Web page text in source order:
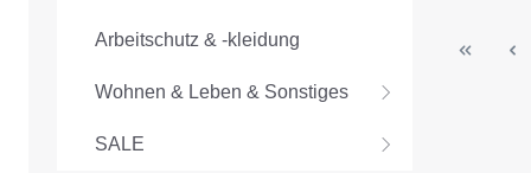
Arbeitschutz & -kleidung
Wohnen & Leben & Sonstiges
SALE